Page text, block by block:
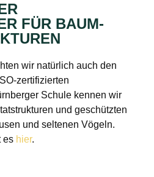
FÜR BAUM-
wir natürlich auch den
zertifizierten
Schule kennen wir
und geschützten
und seltenen Vögeln.
es hier.